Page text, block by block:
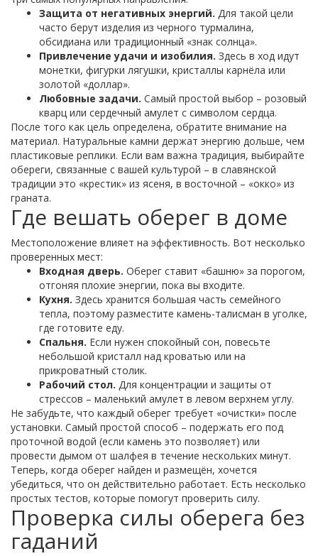
Защита от негативных энергий. Для такой цели
часто берут изделия из черного турмалина,
обсидиана или традиционный «знак солнца».
Привлечение удачи и изобилия. Здесь в ход идут
монетки, фигурки лягушки, кристаллы карнёла или
золотой «доллар».
Любовные задачи. Самый простой выбор – розовый
кварц или сердечный амулет с символом сердца.
После того как цель определена, обратите внимание на
материал. Натуральные камни держат энергию дольше, чем
пластиковые реплики. Если вам важна традиция, выбирайте
обереги, связанные с вашей культурой – в славянской
традиции это «крестик» из ясеня, в восточной – «окко» из
граната.
Где вешать оберег в доме
Местоположение влияет на эффективность. Вот несколько
проверенных мест:
Входная дверь. Оберег ставит «башню» за порогом,
отгоняя плохие энергии, пока вы входите.
Кухня. Здесь хранится большая часть семейного
тепла, поэтому разместите камень-талисман в уголке,
где готовите еду.
Спальня. Если нужен спокойный сон, повесьте
небольшой кристалл над кроватью или на
прикроватный столик.
Рабочий стол. Для концентрации и защиты от
стрессов – маленький амулет в левом верхнем углу.
Не забудьте, что каждый оберег требует «очистки» после
установки. Самый простой способ – подержать его под
проточной водой (если камень это позволяет) или
провести дымом от шалфея в течение нескольких минут.
Теперь, когда оберег найден и размещён, хочется
убедиться, что он действительно работает. Есть несколько
простых тестов, которые помогут проверить силу.
Проверка силы оберега без
гаданий